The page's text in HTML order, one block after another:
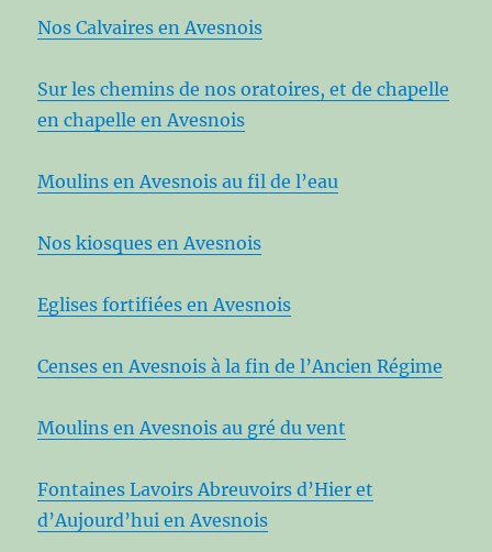
Nos Calvaires en Avesnois
Sur les chemins de nos oratoires, et de chapelle
en chapelle en Avesnois
Moulins en Avesnois au fil de l’eau
Nos kiosques en Avesnois
Eglises fortifiées en Avesnois
Censes en Avesnois à la fin de l’Ancien Régime
Moulins en Avesnois au gré du vent
Fontaines Lavoirs Abreuvoirs d’Hier et
d’Aujourd’hui en Avesnois